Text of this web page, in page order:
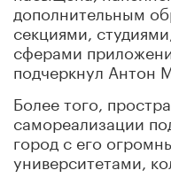
дополнительным
секциями,
сферами
подчеркнул Антон
Более того,
самореализации
город с его
университетами,